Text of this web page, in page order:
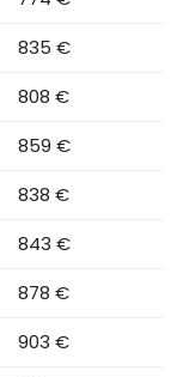
835 €
808 €
859 €
838 €
843 €
878 €
903 €